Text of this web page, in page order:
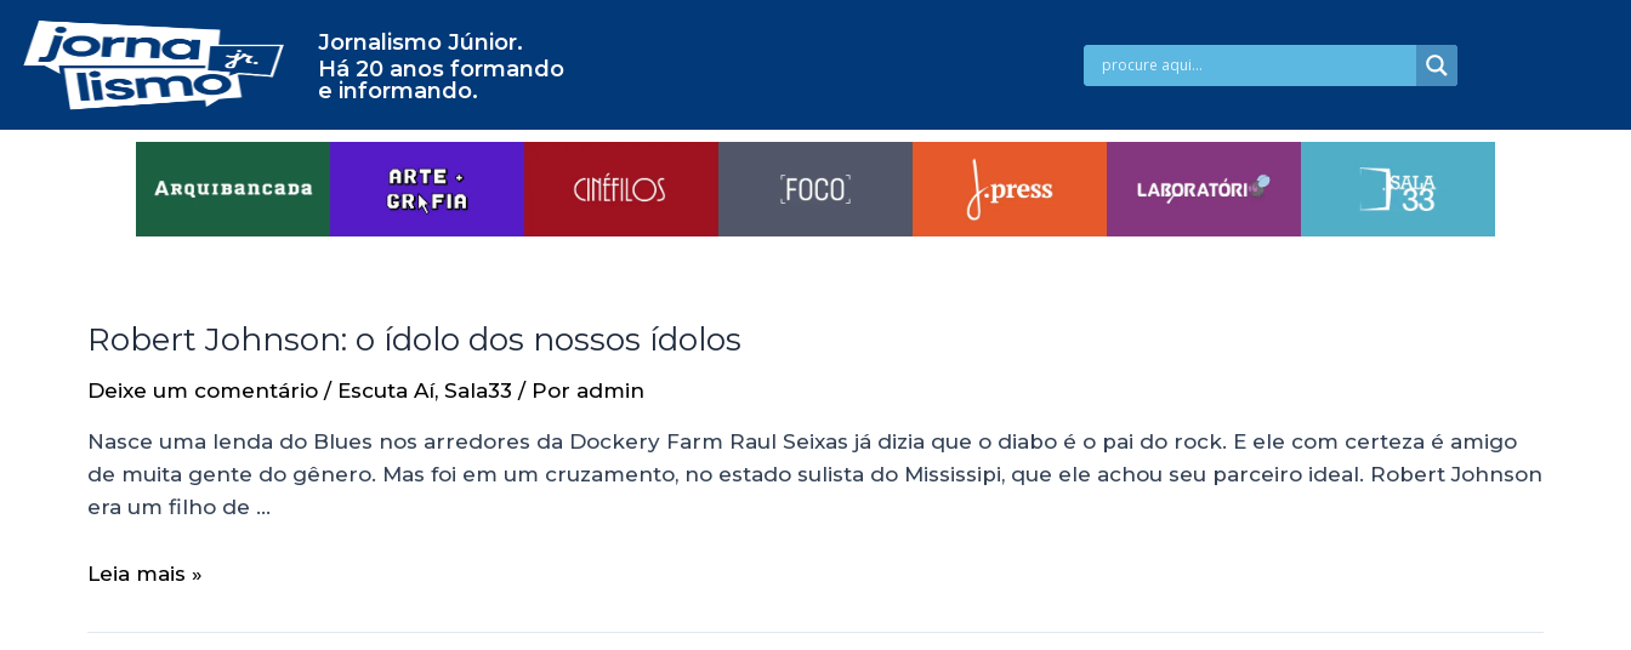
Jornalismo Júnior.
Há 20 anos formando
e informando.
Robert Johnson: o ídolo dos nossos ídolos
Deixe um comentário / Escuta Aí, Sala33 / Por admin
Nasce uma lenda do Blues nos arredores da Dockery Farm Raul Seixas já dizia que o diabo é o pai do rock. E ele com certeza é amigo
de muita gente do gênero. Mas foi em um cruzamento, no estado sulista do Mississipi, que ele achou seu parceiro ideal. Robert Johnson
era um filho de …
Leia mais »